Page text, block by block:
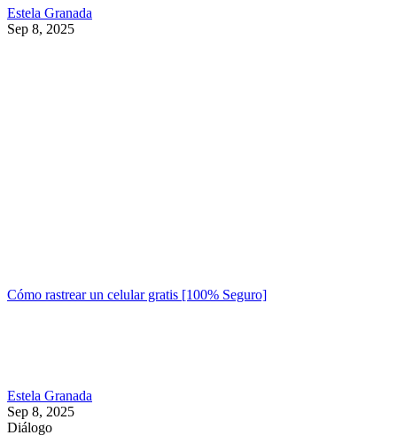
Estela Granada
Sep 8, 2025
Cómo rastrear un celular gratis [100% Seguro]
Estela Granada
Sep 8, 2025
Diálogo